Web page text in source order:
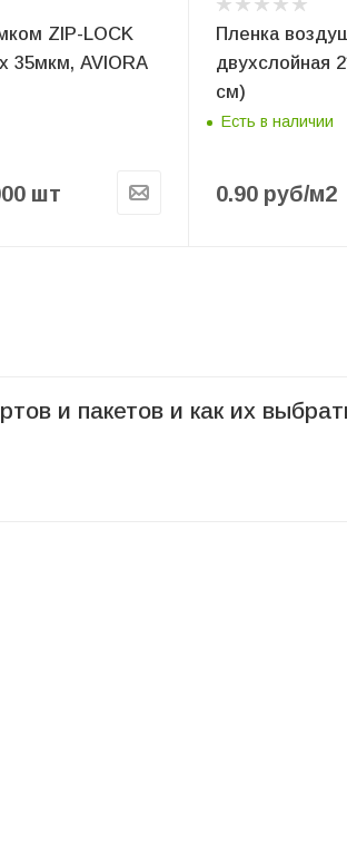
ZIP-LOCK
35мкм, AVIORA
шт
Пленка
двухслойная
см)
Есть в наличии
0.90 руб/м2
и пакетов и как их